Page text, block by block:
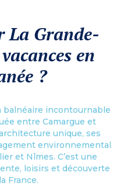
La Grande-
en
?
balnéaire incontournable
entre Camargue et
unique, ses
environnemental
et Nîmes. C’est une
loisirs et découverte
France.